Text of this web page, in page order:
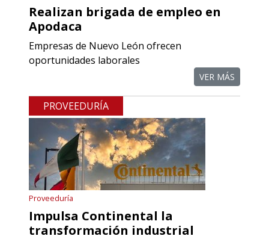
Aplicar al Requerimiento
Empresa en Querétaro
COMPONENTES PARA
RECTIFICADORAS
Especificaciones:
Requisitos: Otorgar condiciones de
crédito acordes a las políticas del
grupo, contar con instalaciones
cercanas a la región y otorgar
referencias comerciales.
Realizan brigada de empleo en
Apodaca
Empresas de Nuevo León ofrecen
oportunidades laborales
VER MÁS
PROVEEDURÍA
Proveeduría
Impulsa Continental la
transformación industrial